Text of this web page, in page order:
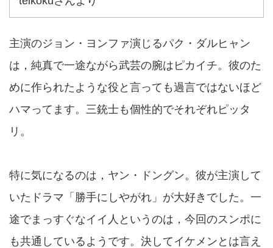
主演のジョン・ヨンファ演じるパク・ダルヒャン
は，純真で一途ながら武芸の腕はピカイチ。彼のた
めに作られたような役と言っても過言ではないほど
ハマってます。三銃士も個性的でそれぞれピッタ
リ。
特に気になるのは，ヤン・ドングン。彼が主演して
いたドラマ「勝手にしやがれ」が大好きでした。一
途でまっすぐなイイ人というのは，今回のスンポに
も共通しているようです。決してイケメンとは言え